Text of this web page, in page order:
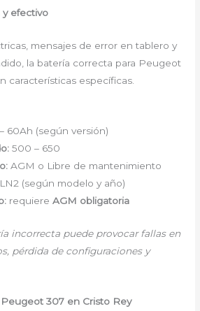
y efectivo
mensajes de error en tablero y
la batería correcta para Peugeot
características específicas.
60Ah (según versión)
500 – 650
AGM o Libre de mantenimiento
(según modelo y año)
requiere AGM obligatoria
incorrecta puede provocar fallas en
pérdida de configuraciones y
307 en Cristo Rey